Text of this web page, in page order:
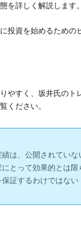
を詳しく解説します。
投資を始めるための
やすく、坂井氏のト
ください。
は、公開されていな
とって効果的とは限
証するわけではない